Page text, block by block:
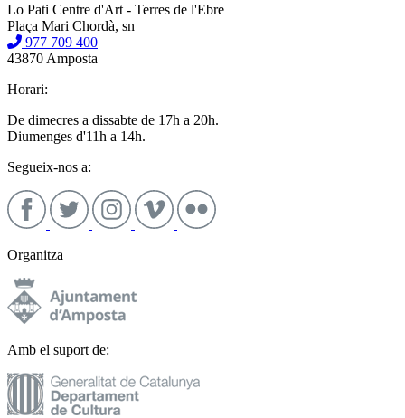
Lo Pati Centre d'Art - Terres de l'Ebre
Plaça Mari Chordà, sn
977 709 400
43870 Amposta
Horari:
De dimecres a dissabte de 17h a 20h.
Diumenges d'11h a 14h.
Segueix-nos a:
Organitza
Amb el suport de: